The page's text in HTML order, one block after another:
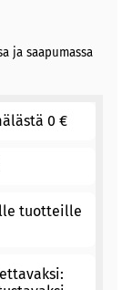
ja saapumassa
0 €
tuotteille